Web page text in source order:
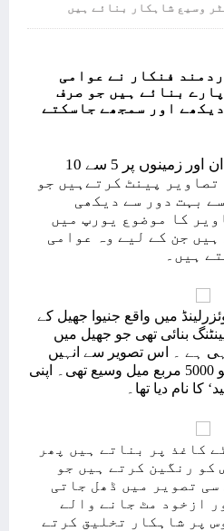
وسیع شاہکار بنائے ہیں
فنکار نے عوامی
بنائے ہیں جو صرف
اور سمجھے جاسکتے
سیپ گھاس کے وسیع میدان اور زمینوں پر 5 سے 10
پینٹ کرتےہیں جو
بہت دور سے دیکھی
کا موضوع یورپ میں
جن کے لیے وہ عوامی
ہیں۔
میں واقع جنیوا جھیل کے
بنائی تھی جو جھیل میں
ہے ۔ اس تصویر سے انہیں
غیرمعمولی شہرت ملی جو 5000 مربع میل وسیع تھی۔ اپنی
کا نام دیا تھا۔
کاغذ پر بناتے ہیں پھر
کو رنگین کرتے ہیں جو
تصویر میں ڈھل جاتی
ازخود مٹ جانے والے
پر شاہکار تخلیق کرتے